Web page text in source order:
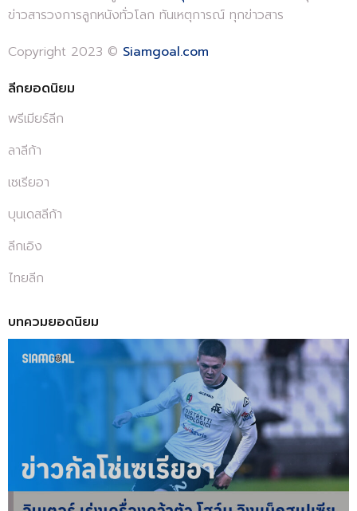
ข่าวสารวงการลูกหนังทั่วโลก ทันเหตุการณ์ ทุกข่าวสาร
Copyright 2023 © Siamgoal.com
ลีกยอดนิยม
พรีเมียร์ลีก
ลาลีก้า
เซเรียอา
บุนเดสลีก้า
ลีกเอิง
ไทยลีก
บทควมยอดนิยม